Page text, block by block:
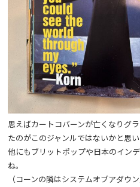
思えばカートコバーンが亡くなりグ
たのがこのジャンルではないかと思い
他にもブリットポップや日本のイン
ね。
（コーンの隣はシステムオブアダウン